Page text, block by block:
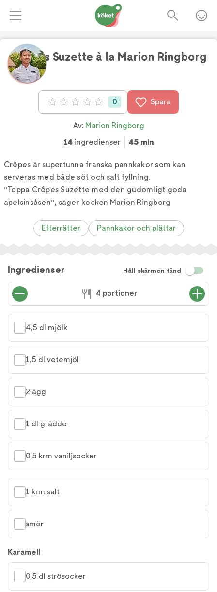
Crêpes Suzette à la Marion Ringborg
Betyg: 0 av 5 0 Spara
Av: Marion Ringborg
14 ingredienser 45 min
Crêpes är supertunna franska pannkakor som kan
serveras med både söt och salt fyllning.
"Toppa Crêpes Suzette med den gudomligt goda
apelsinsåsen", säger kocken Marion Ringborg
Efterrätter Pannkakor och plättar
Ingredienser Håll skärmen tänd
4 portioner
4,5 dl mjölk
1,5 dl vetemjöl
2 ägg
1 dl grädde
0,5 krm vaniljsocker
1 krm salt
smör
Karamell
0,5 dl strösocker